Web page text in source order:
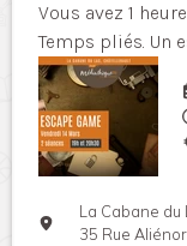
Vous avez 1
Temps pliés. Un
La Cabane du
35 Rue